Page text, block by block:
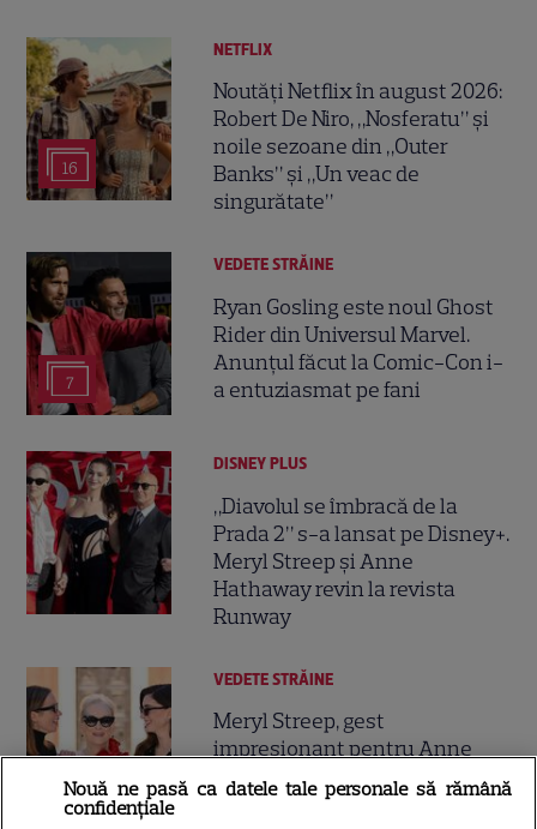
16
NETFLIX
Noutăți Netflix în august 2026:
Robert De Niro, „Nosferatu” și
noile sezoane din „Outer
Banks” și „Un veac de
singurătate”
7
VEDETE STRĂINE
Ryan Gosling este noul Ghost
Rider din Universul Marvel.
Anunțul făcut la Comic-Con i-
a entuziasmat pe fani
DISNEY PLUS
„Diavolul se îmbracă de la
Prada 2” s-a lansat pe Disney+.
Meryl Streep și Anne
Hathaway revin la revista
Runway
9
VEDETE STRĂINE
Meryl Streep, gest
impresionant pentru Anne
Hathaway și Emily Blunt la
„Diavolul se îmbracă de la
Nouă ne pasă ca datele tale personale să rămână
confidențiale